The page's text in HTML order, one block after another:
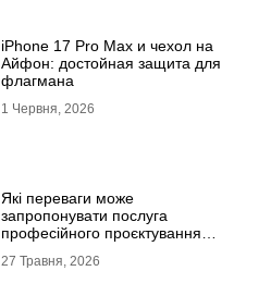
iPhone 17 Pro Max и чехол на
Айфон: достойная защита для
флагмана
1 Червня, 2026
Які переваги може
запропонувати послуга
професійного проєктування
27 Травня, 2026